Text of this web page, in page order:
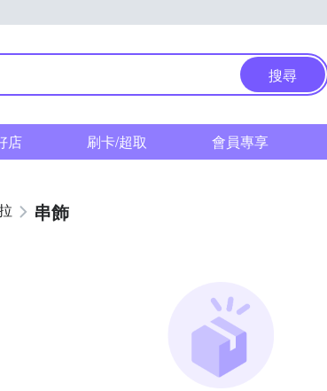
搜尋
店 刷卡/超取 會員專享
串飾